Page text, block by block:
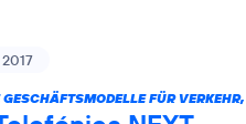
FÜR